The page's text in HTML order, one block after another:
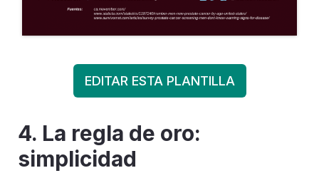
EDITAR ESTA PLANTILLA
4. La regla de oro:
simplicidad